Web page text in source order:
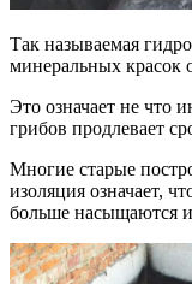
Так называемая
минеральных красок
Это означает не что
грибов продлевает
Многие старые
изоляция означает,
больше насыщаются и